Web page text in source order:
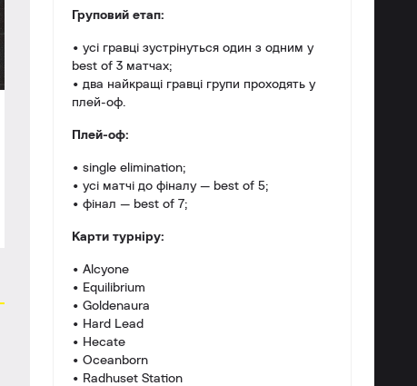
Груповий етап:
• усі гравці зустрінуться один з одним у
best of 3 матчах;
• два найкращі гравці групи проходять у
плей-оф.
Плей-оф:
• single elimination;
• усі матчі до фіналу — best of 5;
• фінал — best of 7;
Карти турніру:
• Alcyone
• Equilibrium
• Goldenaura
• Hard Lead
• Hecate
• Oceanborn
• Radhuset Station